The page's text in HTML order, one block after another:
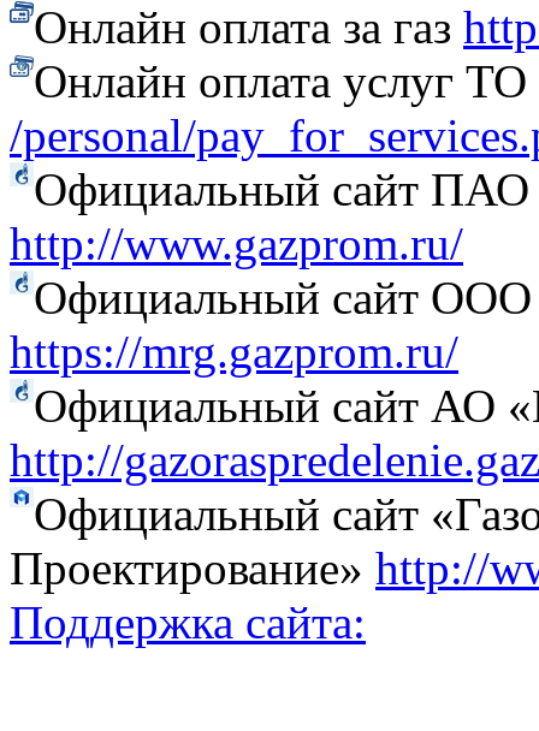
Онлайн оплата за газ
Онлайн оплата услуг
/personal/
Официальный сайт ПАО
http://www.gazprom.ru/
Официальный сайт ООО
https://mrg.gazprom.ru/
Официальный сайт АО
http://
Официальный сайт
Проектирование» http://
Поддержка сайта: